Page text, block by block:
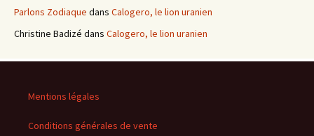
Parlons Zodiaque dans Calogero, le lion uranien
Christine Badizé dans Calogero, le lion uranien
Mentions légales
Conditions générales de vente